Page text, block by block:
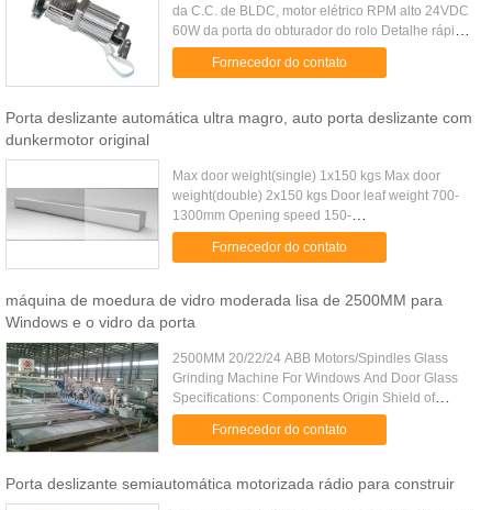
da C.C. de BLDC, motor elétrico RPM alto 24VDC
60W da porta do obturador do rolo Detalhe rápido:
Motor sem escova usado para o sistema
automático da porta ...
Fornecedor do contato
Porta deslizante automática ultra magro, auto porta deslizante com
dunkermotor original
Max door weight(single) 1x150 kgs Max door
weight(double) 2x150 kgs Door leaf weight 700-
1300mm Opening speed 150-
500mm/s(Adjustable) Closing speed 100-
450mm/s(Adjustable) Motor Type 24V 100W Brush
Fornecedor do contato
máquina de moedura de vidro moderada lisa de 2500MM para
Windows e o vidro da porta
2500MM 20/22/24 ABB Motors/Spindles Glass
Grinding Machine For Windows And Door Glass
Specifications: Components Origin Shield of
Ampere Meter China Water Tank China Spindle
Water Tank China linear Guide-way .....
Fornecedor do contato
Porta deslizante semiautomática motorizada rádio para construir